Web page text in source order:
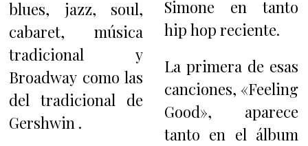
blues, jazz, soul,
cabaret, música
tradicional y
Broadway como las
del tradicional de
Gershwin .
Simone en tanto
hip hop reciente.
La primera de esas
canciones, «Feeling
Good», aparece
tanto en el álbum